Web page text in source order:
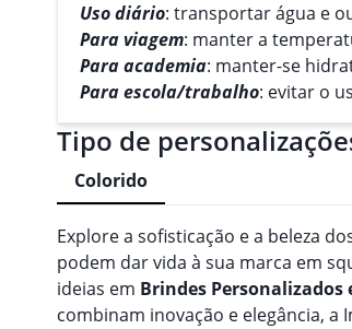
Uso diário: transportar água e
Para viagem: manter a
Para academia: manter-se
Para escola/trabalho: evitar o
Tipo de
Colorido
Explore a sofisticação e a beleza
podem dar vida à sua marca em
ideias em Brindes Personalizados
combinam inovação e elegância, a